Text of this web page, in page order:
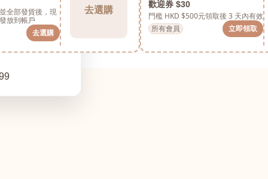
全部發貨後，現
放到帳戶
去選購
去選購 歡迎券 $30
門檻 HKD $500元領取後 3 天內有效
所有會員
立即領取